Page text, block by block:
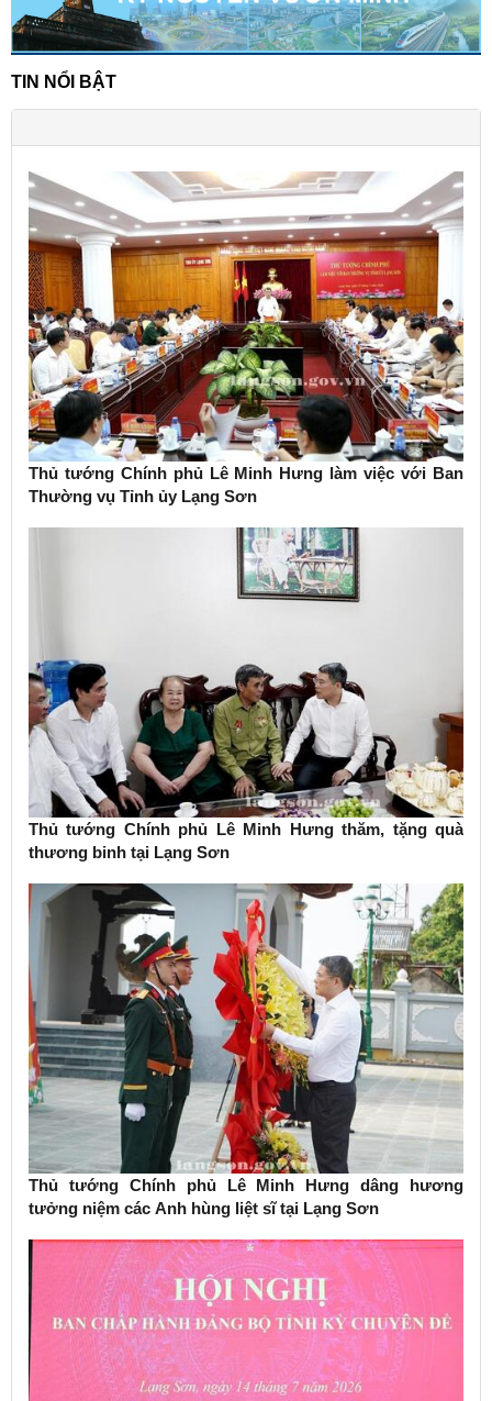
TIN NỔI BẬT
Thủ tướng Chính phủ Lê Minh Hưng làm việc với Ban
Thường vụ Tỉnh ủy Lạng Sơn
Thủ tướng Chính phủ Lê Minh Hưng thăm, tặng quà
thương binh tại Lạng Sơn
Thủ tướng Chính phủ Lê Minh Hưng dâng hương
tưởng niệm các Anh hùng liệt sĩ tại Lạng Sơn